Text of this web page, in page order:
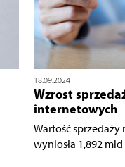
18.09.2024
Wzrost
internetowych
Wartość
wyniosła 1,892 mld